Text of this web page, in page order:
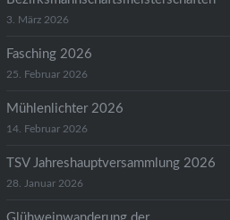
3. März 2026
Fasching 2026
25. Februar 2026
Mühlenlichter 2026
14. Februar 2026
TSV Jahreshauptversammlung 2026
28. Januar 2026